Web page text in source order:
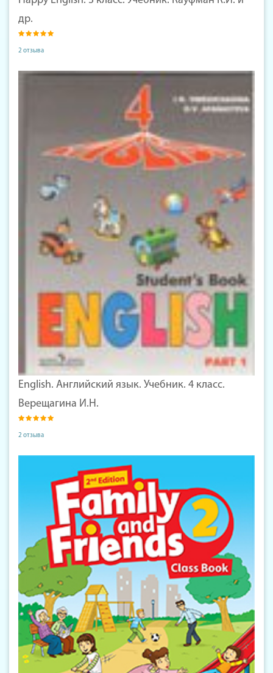
др.
2 отзыва
English. Английский язык. Учебник. 4 класс.
Верещагина И.Н.
2 отзыва